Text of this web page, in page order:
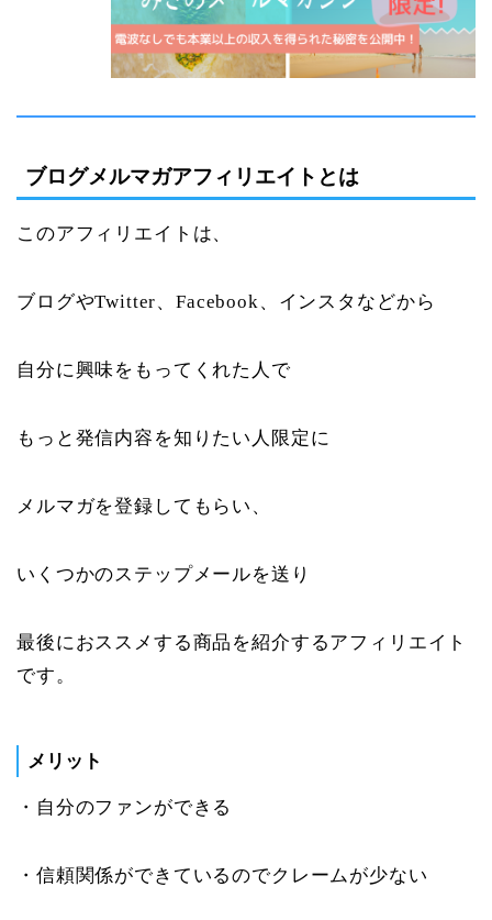
ブログメルマガアフィリエイトとは
このアフィリエイトは、
ブログやTwitter、Facebook、インスタなどから
自分に興味をもってくれた人で
もっと発信内容を知りたい人限定に
メルマガを登録してもらい、
いくつかのステップメールを送り
最後におススメする商品を紹介するアフィリエイト
です。
メリット
・自分のファンができる
・信頼関係ができているのでクレームが少ない